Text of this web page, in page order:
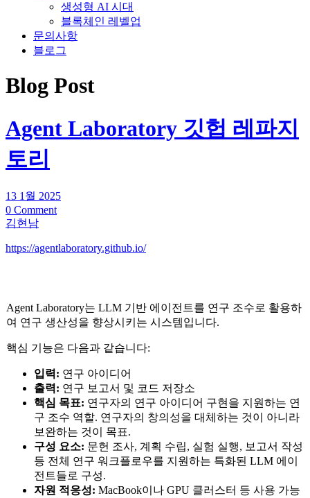
생성형 AI 시대
블록체인 레벨업
문의사항
블로그
Blog Post
Agent Laboratory 깃헙 레파지
토리
13 1월 2025
0 Comment
김현남
https://agentlaboratory.github.io/
Agent Laboratory는 LLM 기반 에이전트를 연구 조수로 활용하
여 연구 생산성을 향상시키는 시스템입니다.
핵심 기능은 다음과 같습니다:
입력: 연구 아이디어
출력: 연구 보고서 및 코드 저장소
핵심 목표: 연구자의 연구 아이디어 구현을 지원하는 연
구 조수 역할. 연구자의 창의성을 대체하는 것이 아니라
보완하는 것이 목표.
구성 요소: 문헌 조사, 계획 수립, 실험 실행, 보고서 작성
등 전체 연구 워크플로우를 지원하는 특화된 LLM 에이
전트들로 구성.
자원 적응성: MacBook이나 GPU 클러스터 등 사용 가능